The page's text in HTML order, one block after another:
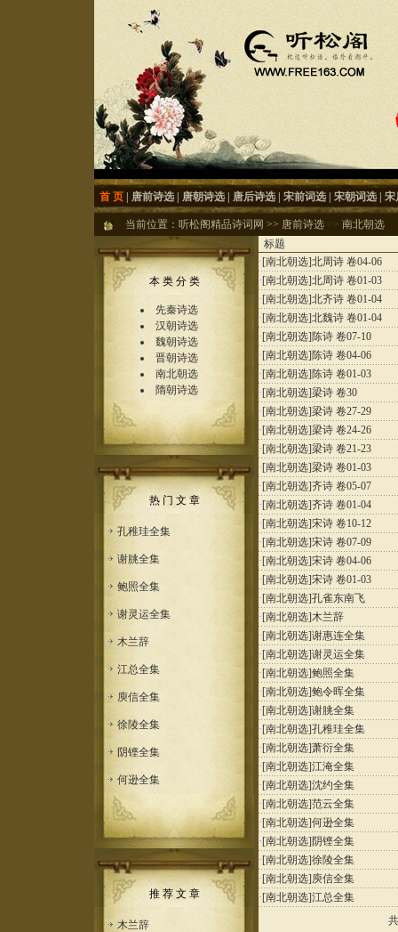
首 页 唐前诗选 唐朝诗选 唐后诗选 宋前词选 宋朝词选 宋
当前位置： 听松阁精品诗词网 >> 唐前诗选 >> 南北朝选
本 类 分 类
先秦诗选
汉朝诗选
魏朝诗选
晋朝诗选
南北朝选
隋朝诗选
热 门 文 章
孔稚珪全集
谢朓全集
鲍照全集
谢灵运全集
木兰辞
江总全集
庾信全集
徐陵全集
阴铿全集
何逊全集
推 荐 文 章
木兰辞
标题
·[南北朝选]北周诗 卷04-06
·[南北朝选]北周诗 卷01-03
·[南北朝选]北齐诗 卷01-04
·[南北朝选]北魏诗 卷01-04
·[南北朝选]陈诗 卷07-10
·[南北朝选]陈诗 卷04-06
·[南北朝选]陈诗 卷01-03
·[南北朝选]梁诗 卷30
·[南北朝选]梁诗 卷27-29
·[南北朝选]梁诗 卷24-26
·[南北朝选]梁诗 卷21-23
·[南北朝选]梁诗 卷01-03
·[南北朝选]齐诗 卷05-07
·[南北朝选]齐诗 卷01-04
·[南北朝选]宋诗 卷10-12
·[南北朝选]宋诗 卷07-09
·[南北朝选]宋诗 卷04-06
·[南北朝选]宋诗 卷01-03
·[南北朝选]孔雀东南飞
·[南北朝选]木兰辞
·[南北朝选]谢惠连全集
·[南北朝选]谢灵运全集
·[南北朝选]鲍照全集
·[南北朝选]鲍令晖全集
·[南北朝选]谢朓全集
·[南北朝选]孔稚珪全集
·[南北朝选]萧衍全集
·[南北朝选]江淹全集
·[南北朝选]沈约全集
·[南北朝选]范云全集
·[南北朝选]何逊全集
·[南北朝选] 阴铿全集
·[南北朝选]徐陵全集
·[南北朝选]庾信全集
·[南北朝选]江总全集